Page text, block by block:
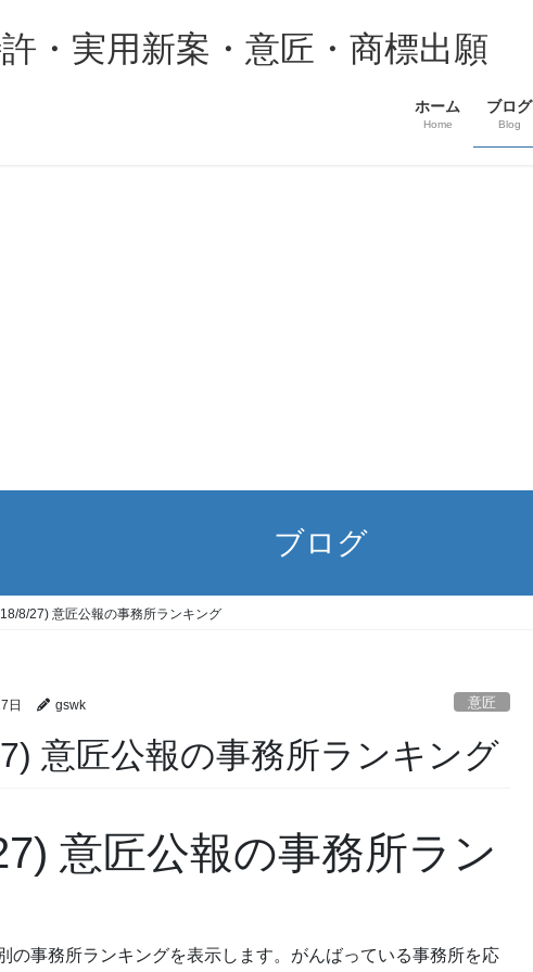
・実用新案・意匠・商標出願
ホーム
Home
ブログ
Blog
ブログ
8/27) 意匠公報の事務所ランキング
日 gswk 意匠
意匠公報の事務所ランキング
意匠公報の事務所ラン
の事務所ランキングを表示します。がんばっている事務所を応